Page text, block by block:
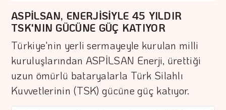
ASPİLSAN, ENERJİSİYLE 45 YILDIR
TSK'NIN GÜCÜNE GÜÇ KATIYOR
Türkiye'nin yerli sermayeyle kurulan milli
kuruluşlarından ASPİLSAN Enerji, ürettiği
uzun ömürlü bataryalarla Türk Silahlı
Kuvvetlerinin (TSK) gücüne güç katıyor.